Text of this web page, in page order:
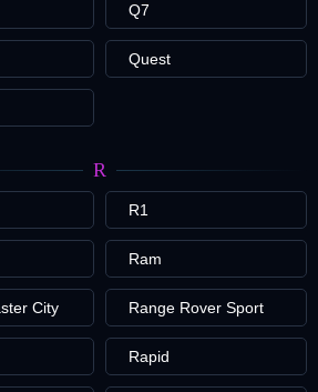
Q7
Quest
R
R1
Ram
City Range Rover Sport
Rapid